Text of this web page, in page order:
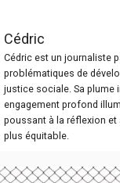
Cédric
Cédric est un journaliste
problématiques de
justice sociale. Sa plume
engagement profond
poussant à la réflexion
plus équitable.